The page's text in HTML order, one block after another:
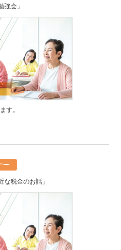
強会」
す。
ー
な税金のお話」